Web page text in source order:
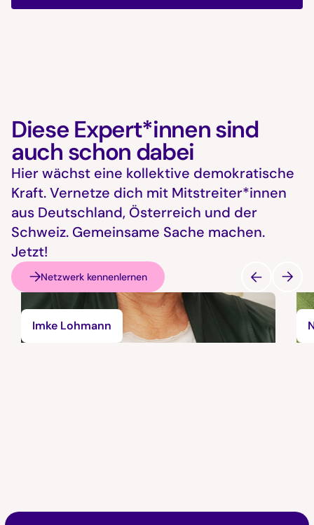
Diese Expert*innen sind
auch schon dabei
Hier wächst eine kollektive demokratische
Kraft. Vernetze dich mit Mitstreiter*innen
aus Deutschland, Österreich und der
Schweiz. Gemeinsame Sache machen.
Jetzt!
Netzwerk kennenlernen
Imke Lohmann